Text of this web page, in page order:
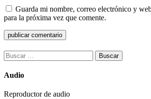
Guarda mi nombre, correo electrónico y
para la próxima vez que comente.
Buscar:
Audio
Reproductor de audio